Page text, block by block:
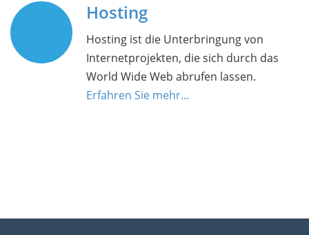
Hosting
Hosting ist die Unterbringung von
Internetprojekten, die sich durch das
World Wide Web abrufen lassen.
Erfahren Sie mehr…